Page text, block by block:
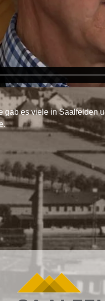
gab es viele in Saalfelden